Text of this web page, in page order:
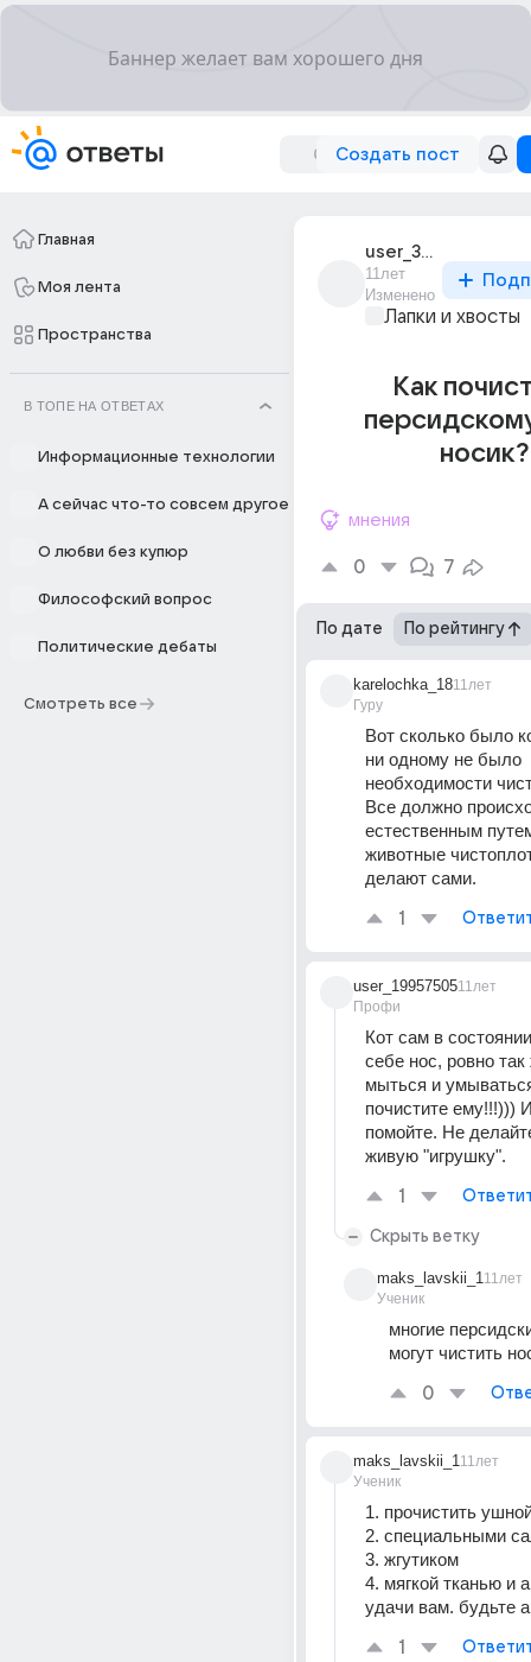
Создать пост
Главная
Моя лента
Пространства
В ТОПЕ НА ОТВЕТАХ
Информационные технологии
А сейчас что-то совсем другое
О любви без купюр
Философский вопрос
Политические дебаты
Смотреть все
user_35347850
11лет
Изменено
Лапки и хвосты
Как
носик?
мнения
0 7
По дате По рейтингу
karelochka_18
Гуру
11лет
Вот сколько было
ни одному не было
необходимости
Все должно
естественным
животные
делают сами.
1
user_19957505
Профи
11лет
Кот сам в
себе нос, ровно так
мыться и
почистите ему!!!)))
помойте. Не
живую "игрушку".
1
Скрыть ветку
maks_lavskii_1
Ученик
11лет
многие
могут чистить
0
maks_lavskii_1
Ученик
11лет
1. прочистить
2. специальными
3. жгутиком
4. мягкой тканью и
удачи вам. будьте
1